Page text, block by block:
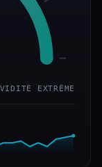
EXTRÊME